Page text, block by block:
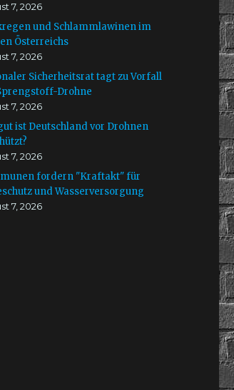
7, 2026
und Schlammlawinen im
Österreichs
7, 2026
Sicherheitsrat tagt zu Vorfall
Drohne
7, 2026
ist Deutschland vor Drohnen
7, 2026
fordern "Kraftakt" für
und Wasserversorgung
7, 2026